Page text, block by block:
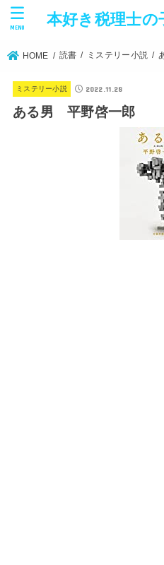
本好き税理士の
MENU
HOME 読書 ミステリー小説
ミステリー小説 2022.11.28
ある男 平野啓一郎